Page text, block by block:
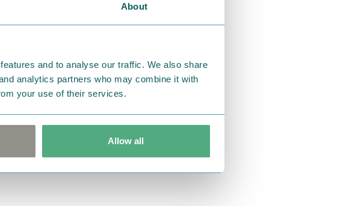
About
and to analyse our traffic. We also share
analytics partners who may combine it with
your use of their services.
Allow all
ただき！スティンキー」